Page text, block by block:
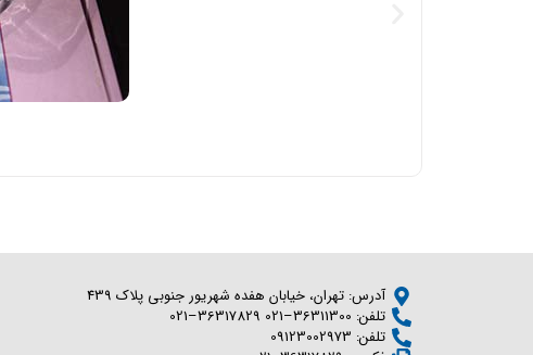
آدرس: تهران، خيابان هفده شهريور جنوبي پلاك 439
تلفن: 36311300–021 36317829–021
تلفن: 09123002973